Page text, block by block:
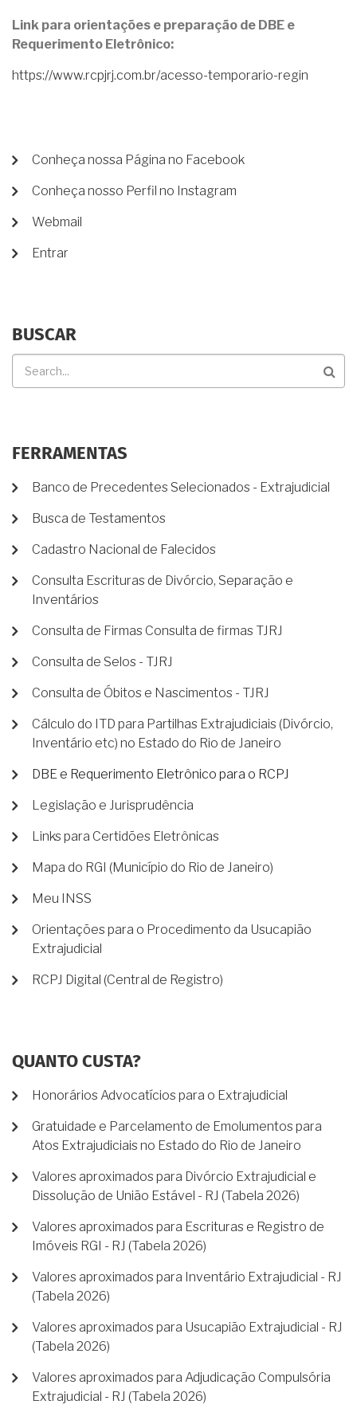
Link para orientações e preparação de DBE e
Requerimento Eletrônico:
https://www.rcpjrj.com.br/acesso-temporario-regin
MENU
CONTA
DE
Conheça nossa Página no Facebook
Conheça nosso Perfil no Instagram
Webmail
Entrar
BUSCAR
FERRAMENTAS
Banco de Precedentes Selecionados - Extrajudicial
Busca de Testamentos
Cadastro Nacional de Falecidos
Consulta Escrituras de Divórcio, Separação e
Inventários
Consulta de Firmas Consulta de firmas TJRJ
Consulta de Selos - TJRJ
Consulta de Óbitos e Nascimentos - TJRJ
Cálculo do ITD para Partilhas Extrajudiciais (Divórcio,
Inventário etc) no Estado do Rio de Janeiro
DBE e Requerimento Eletrônico para o RCPJ
Legislação e Jurisprudência
Links para Certidões Eletrônicas
Mapa do RGI (Município do Rio de Janeiro)
Meu INSS
Orientações para o Procedimento da Usucapião
Extrajudicial
RCPJ Digital (Central de Registro)
QUANTO CUSTA?
Honorários Advocatícios para o Extrajudicial
Gratuidade e Parcelamento de Emolumentos para
Atos Extrajudiciais no Estado do Rio de Janeiro
Valores aproximados para Divórcio Extrajudicial e
Dissolução de União Estável - RJ (Tabela 2026)
Valores aproximados para Escrituras e Registro de
Imóveis RGI - RJ (Tabela 2026)
Valores aproximados para Inventário Extrajudicial - RJ
(Tabela 2026)
Valores aproximados para Usucapião Extrajudicial - RJ
(Tabela 2026)
Valores aproximados para Adjudicação Compulsória
Extrajudicial - RJ (Tabela 2026)